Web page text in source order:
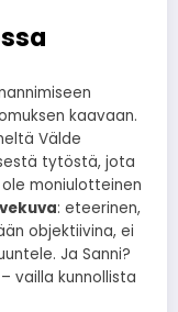
kaavaan.
Välde
tytöstä, jota
moniulotteinen
: eteerinen,
objektiivina, ei
Ja Sanni?
vailla kunnollista